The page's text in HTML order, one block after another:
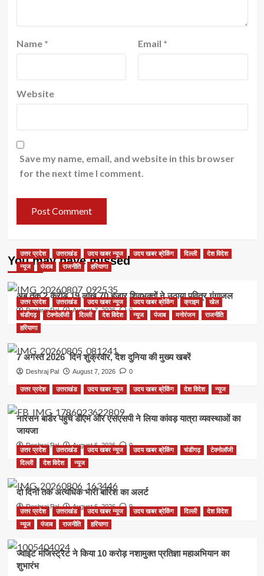
Name * Email *
Website
Save my name, email, and website in this browser
for the next time I comment.
You may have missed
उत्तर प्रदेश उत्तराखंड उदय खबर न्यूज उदय खबर ब्रेकिंग दिल्ली
देश विदेश
न्यूज
पंजाब राजनीति हरियाणा
अब तक 2 करोड़ 19 लाख 70 हजार शिवभक्तों ने उठाया पवित्र गंगाजल
Deshraj Pal August 7, 2026 0
उत्तर प्रदेश उत्तराखंड उदय खबर न्यूज उदय खबर ब्रेकिंग क्राइम
खेल
चंडीगढ़
टेक्नोलॉजी दिल्ली देश विदेश न्यूज पंजाब मनोरंजन
राजनीति
हरियाणा
7 अगस्त 2026 दिन शुक्रवार, देश दुनिया की मुख्य खबरें
Deshraj Pal August 7, 2026 0
उत्तर प्रदेश उत्तराखंड उदय खबर न्यूज उदय खबर ब्रेकिंग देश विदेश न्यूज
नारसन बार्डर पहुंचे डीएम और एसएसपी ने लिया कांवड़ यात्रा व्यवस्थाओं का
जायजा
Deshraj Pal August 6, 2026 0
उत्तर प्रदेश उत्तराखंड उदय खबर न्यूज उदय खबर ब्रेकिंग चंडीगढ़
टेक्नोलॉजी
दिल्ली
देश विदेश न्यूज
दो दिनों तक अत्यधिक भारी बारिश का अलर्ट
Deshraj Pal August 6, 2026 0
उत्तर प्रदेश उत्तराखंड उदय खबर न्यूज उदय खबर ब्रेकिंग दिल्ली
देश विदेश
न्यूज
पंजाब राजनीति हरियाणा
ज्वाइंट मजिस्ट्रेट ने किया 10 करोड़ नशामुक्त प्रतिज्ञा महाअभियान का
शुभारंभ